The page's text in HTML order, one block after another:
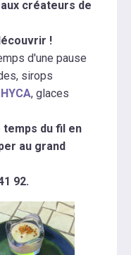
créateurs de
!
d'une pause
sirops
HYCA, glaces
temps du fil en
au grand
92.